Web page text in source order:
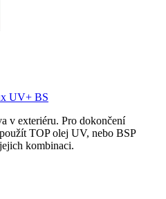
UV+ BS
v exteriéru. Pro dokončení
TOP olej UV, nebo BSP
kombinaci.